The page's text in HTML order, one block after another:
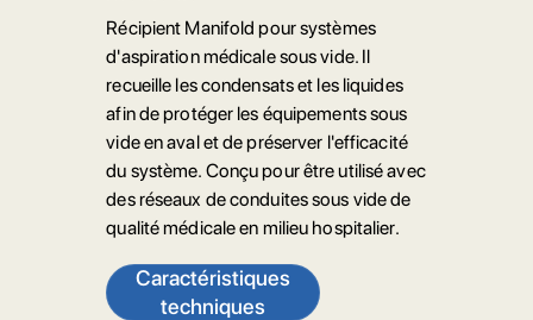
Récipient Manifold pour systèmes
d'aspiration médicale sous vide. Il
recueille les condensats et les liquides
afin de protéger les équipements sous
vide en aval et de préserver l'efficacité
du système. Conçu pour être utilisé avec
des réseaux de conduites sous vide de
qualité médicale en milieu hospitalier.
Caractéristiques
techniques